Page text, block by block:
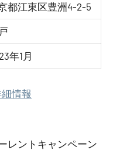
都江東区豊洲4-2-5
年1月
情報
レント キャンペーン